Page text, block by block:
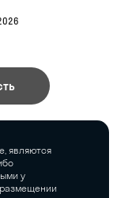
являются
у